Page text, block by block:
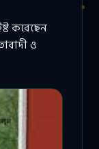
করেছেন
ও